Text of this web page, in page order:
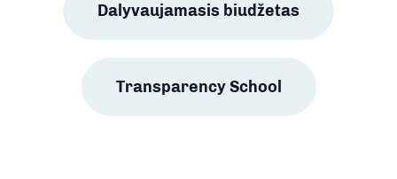
Dalyvaujamasis biudžetas
Transparency School